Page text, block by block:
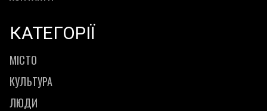
КАТЕГОРІЇ
МІСТО
КУЛЬТУРА
ЛЮДИ